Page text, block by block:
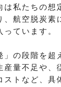
は私たちの想
、航空脱炭素
ています。
の段階を超
産量不足や、
ストなど、具